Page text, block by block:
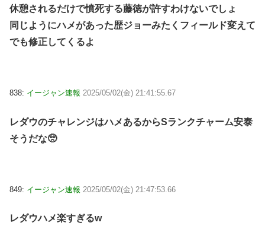
休憩されるだけで憤死する藤徳が許すわけないでしょ
同じようにハメがあった歴ジョーみたくフィールド変えて
でも修正してくるよ
838: イージャン速報 2025/05/02(金) 21:41:55.67
レダウのチャレンジはハメあるからSランクチャーム安泰
そうだな🥺
849: イージャン速報 2025/05/02(金) 21:47:53.66
レダウハメ楽すぎるw